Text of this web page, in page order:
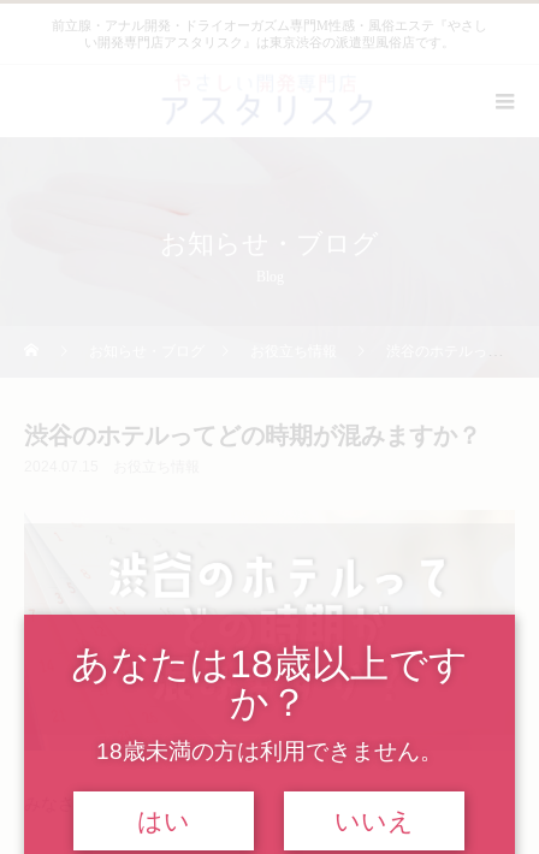
前立腺・アナル開発・ドライオーガズム専門M性感・風俗エステ『やさし
い開発専門店アスタリスク』は東京渋谷の派遣型風俗店です。
お知らせ・ブログ
渋谷のホテルってどの時期が混みますか？
あなたは18歳以上です
か？
18歳未満の方は利用できません。
はい いいえ